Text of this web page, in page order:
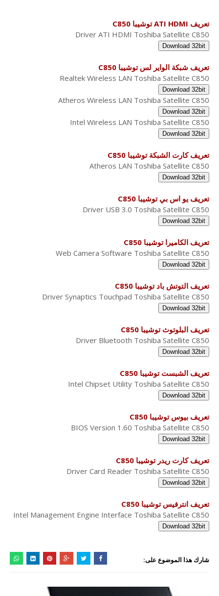
تعريف ATI HDMI توشيبا C850
Driver ATI HDMI Toshiba Satellite C850
Download 32bit
تعريف شبكة الواير لس توشيبا C850
Realtek Wireless LAN Toshiba Satellite C850
Download 32bit
Atheros Wireless LAN Toshiba Satellite C850
Download 32bit
Intel Wireless LAN Toshiba Satellite C850
Download 32bit
تعريف كارت الشبكة توشيبا C850
Atheros LAN Toshiba Satellite C850
Download 32bit
تعريف يو اس بي توشيبا C850
Driver USB 3.0 Toshiba Satellite C850
Download 32bit
تعريف الكاميرا توشيبا C850
Web Camera Software Toshiba Satellite C850
Download 32bit
تعريف التوتش باد توشيبا C850
Driver Synaptics Touchpad Toshiba Satellite C850
Download 32bit
تعريف البلوتوث توشيبا C850
Driver Bluetooth Toshiba Satellite C850
Download 32bit
تعريف الشبست توشيبا C850
Intel Chipset Utility Toshiba Satellite C850
Download 32bit
تعريف بيوس توشيبا C850
BIOS Version 1.60 Toshiba Satellite C850
Download 32bit
تعريف كارت ريدر توشيبا C850
Driver Card Reader Toshiba Satellite C850
Download 32bit
تعريف انترفيس توشيبا C850
Intel Management Engine Interface Toshiba Satellite C850
Download 32bit
شارك هذا الموضوع على: